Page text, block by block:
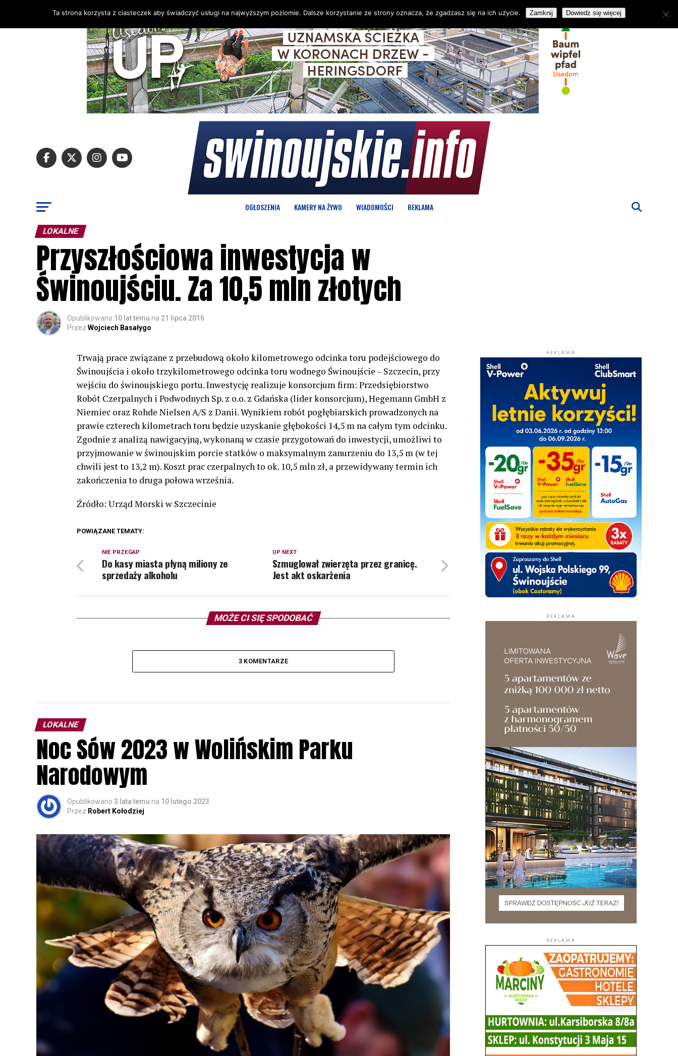
OGŁOSZENIA KAMERY NA ŻYWO WIADOMOŚCI REKLAMA
LOKALNE
Przyszłościowa inwestycja w
Świnoujściu. Za 10,5 mln złotych
Opublikowano 10 lat temu na 21 lipca 2016
Przez Wojciech Basałygo
Trwają prace związane z przebudową około kilometrowego odcinka toru podejściowego do
Świnoujścia i około trzykilometrowego odcinka toru wodnego Świnoujście – Szczecin, przy
wejściu do świnoujskiego portu. Inwestycję realizuje konsorcjum firm: Przedsiębiorstwo
Robót Czerpalnych i Podwodnych Sp. z o.o. z Gdańska (lider konsorcjum), Hegemann GmbH z
Niemiec oraz Rohde Nielsen A/S z Danii. Wynikiem robót pogłębiarskich prowadzonych na
prawie czterech kilometrach toru będzie uzyskanie głębokości 14,5 m na całym tym odcinku.
Zgodnie z analizą nawigacyjną, wykonaną w czasie przygotowań do inwestycji, umożliwi to
przyjmowanie w świnoujskim porcie statków o maksymalnym zanurzeniu do 13,5 m (w tej
chwili jest to 13,2 m). Koszt prac czerpalnych to ok. 10,5 mln zł, a przewidywany termin ich
zakończenia to druga połowa września.
Źródło: Urząd Morski w Szczecinie
POWIĄZANE TEMATY:
UP NEXT
Szmuglował zwierzęta przez granicę.
Jest akt oskarżenia
NIE PRZEGAP
Do kasy miasta płyną miliony ze
sprzedaży alkoholu
MOŻE CI SIĘ SPODOBAĆ
3 KOMENTARZE
LOKALNE
Noc Sów 2023 w Wolińskim Parku
Narodowym
Opublikowano 3 lata temu na 10 lutego 2023
Przez Robert Kołodziej
REKLAMA
REKLAMA
REKLAMA
Ta strona korzysta z ciasteczek aby świadczyć usługi na najwyższym poziomie. Dalsze korzystanie ze strony oznacza, że zgadzasz się na ich użycie. Zamknij Dowiedz się więcej